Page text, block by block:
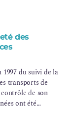
des
1997 du suivi de la
transports de
de son
ont été